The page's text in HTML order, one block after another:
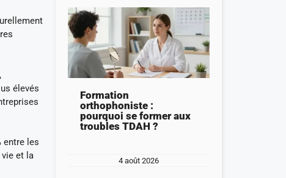
élevés
entre les
et la
Formation
orthophoniste :
pourquoi se former aux
troubles TDAH ?
4 août 2026